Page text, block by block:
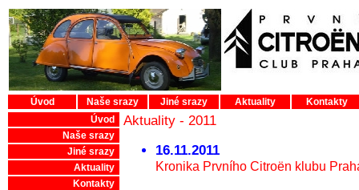
Úvod Naše srazy Jiné srazy Aktuality
Kontakty
Úvod
Naše srazy
Jiné srazy
Aktuality
Kontakty
Aktuality - 2011
16.11.2011
Kronika Prvního Citroën klubu